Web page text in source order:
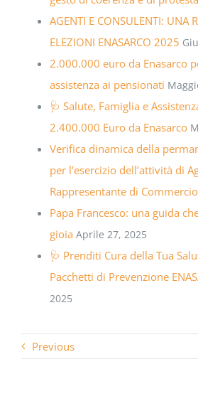
AGENTI E CONSULENTI: UNA
ELEZIONI ENASARCO 2025
2.000.000 euro da Enasarco
assistenza ai pensionati
🩺 Salute, Famiglia e
2.400.000 Euro da Enasarco
Verifica dinamica della
per l’esercizio dell’attività di
Rappresentante di Commercio
Papa Francesco: una guida
gioia Aprile 27, 2025
🩺 Prenditi Cura della Tua
Pacchetti di Prevenzione
2025
Previous